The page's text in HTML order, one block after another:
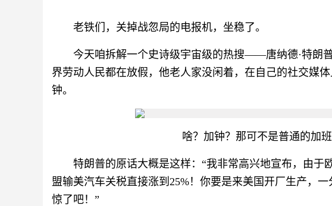
老铁们，关掉战忽局的电报机，坐稳了。
今天咱拆解一个史诗级宇宙级的热搜——唐纳德·特朗
界劳动人民都在放假，他老人家没闲着，在自己的社交媒
钟。
啥？加钟？那可不是普通的加班
特朗普的原话大概是这样：“我非常高兴地宣布，由于
盟输美汽车关税直接涨到25%！你要是来美国开厂生产，
惊了吧！”